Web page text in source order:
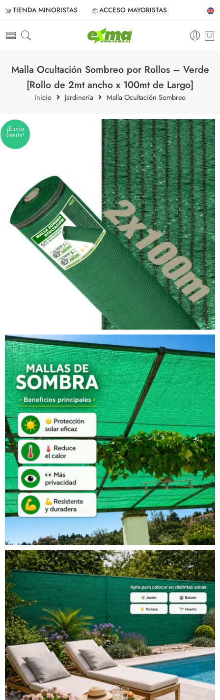
TIENDA MINORISTAS ACCESO MAYORISTAS
Malla Ocultación Sombreo por Rollos – Verde
[Rollo de 2mt ancho x 100mt de Largo]
Inicio Jardinería Malla Ocultación Sombreo
¡Envío
Gratis!